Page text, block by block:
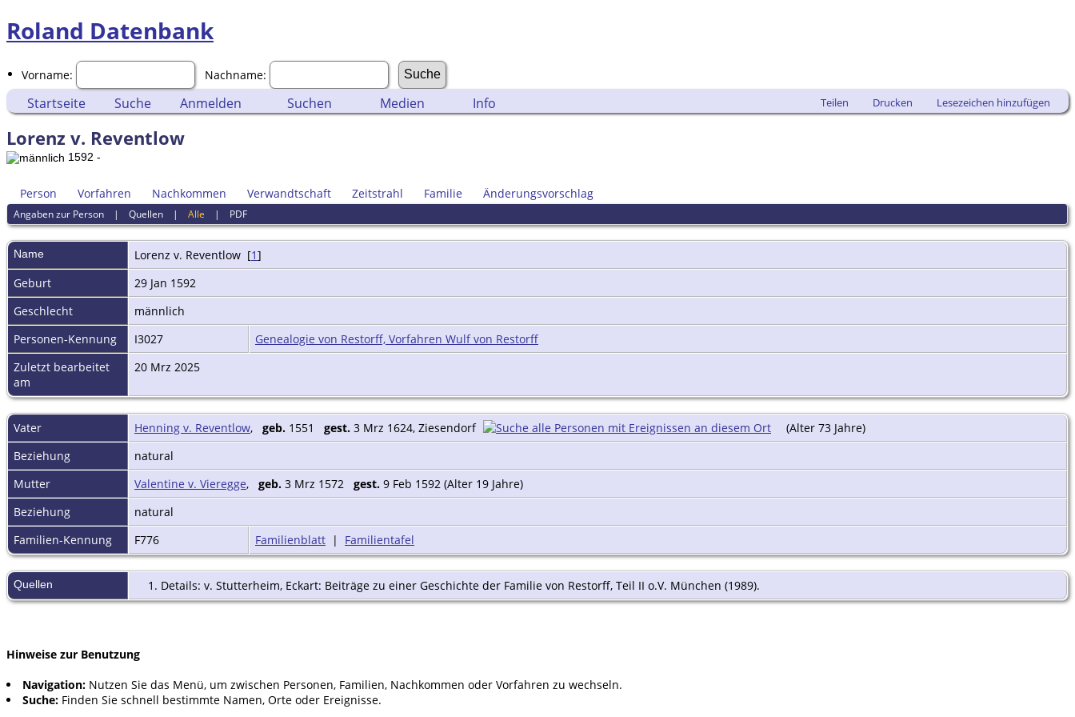
Roland Datenbank
Vorname: Nachname:
Startseite Suche Anmelden Suchen Medien Info Teilen Drucken Lesezeichen hinzufügen
Lorenz v. Reventlow
1592 -
Person Vorfahren Nachkommen Verwandtschaft Zeitstrahl Familie Änderungsvorschlag
Angaben zur Person |Quellen |Alle | PDF
Name Lorenz v. Reventlow [1]
Geburt
29 Jan 1592
Geschlecht
männlich
Personen-Kennung
I3027
Genealogie von Restorff, Vorfahren Wulf von Restorff
Zuletzt bearbeitet
am
20 Mrz 2025
Vater Henning v. Reventlow, geb. 1551 gest. 3 Mrz 1624, Ziesendorf
(Alter 73 Jahre)
Beziehung
natural
Mutter
Valentine v. Vieregge, geb. 3 Mrz 1572 gest. 9 Feb 1592 (Alter 19 Jahre)
Beziehung
natural
Familien-Kennung
F776 Familienblatt | Familientafel
Quellen Details: v. Stutterheim, Eckart: Beiträge zu einer Geschichte der Familie von Restorff, Teil II o.V. München (1989).
Hinweise zur Benutzung
Navigation: Nutzen Sie das Menü, um zwischen Personen, Familien, Nachkommen oder Vorfahren zu wechseln.
Suche: Finden Sie schnell bestimmte Namen, Orte oder Ereignisse.